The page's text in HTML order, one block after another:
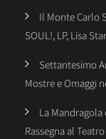
Il Monte Carlo
SOUL!, LP, Lisa
Settantesimo
Mostre e Omaggi
La Mandragola
Rassegna al